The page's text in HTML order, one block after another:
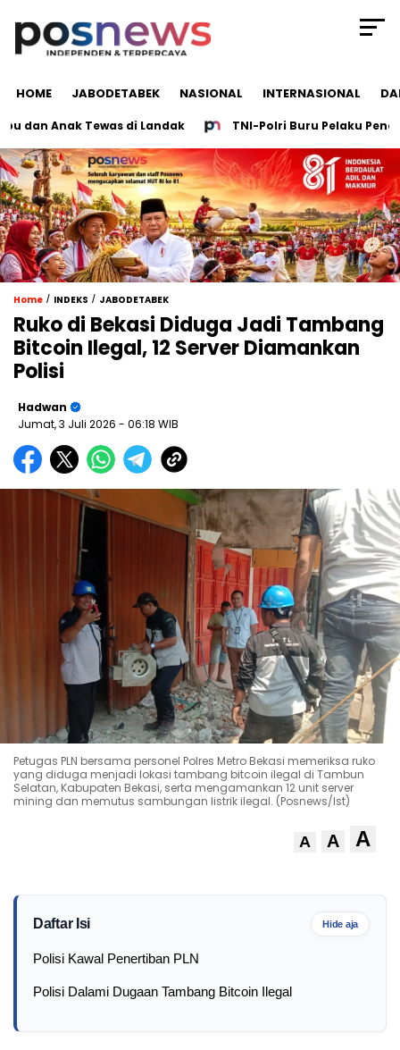
HOME JABODETABEK NASIONAL INTERNASIONAL
Anak Tewas di Landak TNI-Polri Buru Pelaku
Home / INDEKS / JABODETABEK
Ruko di Bekasi Diduga Jadi Tambang
Bitcoin Ilegal, 12 Server Diamankan
Polisi
Hadwan
Jumat, 3 Juli 2026 - 06:18 WIB
Petugas PLN bersama personel Polres Metro Bekasi memeriksa ruko
yang diduga menjadi lokasi tambang bitcoin ilegal di Tambun
Selatan, Kabupaten Bekasi, serta mengamankan 12 unit server
mining dan memutus sambungan listrik ilegal. (Posnews/Ist)
A A A
Daftar Isi Hide aja
Polisi Kawal Penertiban PLN
Polisi Dalami Dugaan Tambang Bitcoin Ilegal